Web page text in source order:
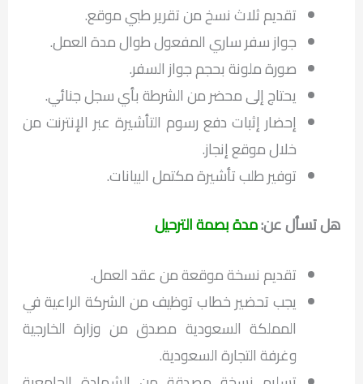
تقديم ثلاث نسخ من تقرير طبي موقع.
جواز سفر ساري المفعول طوال مدة العمل.
صورة ملونة بحجم جواز السفر.
يحتاج إلى محضر من الشرطة بأي سجل جنائي.
إحضار إثبات دفع رسوم التأشيرة عبر الإنترنت من
خلال موقع إنجاز.
توفير طلب تأشيرة مكتمل البيانات.
هل تسأل عن:مدة بصمة الترحيل
تقديم نسخة موقعة من عقد العمل.
يجب تحضير خطاب توظيف من الشركة الراعية في
المملكة السعودية مصدق من وزارة الخارجية
وغرفة التجارة السعودية.